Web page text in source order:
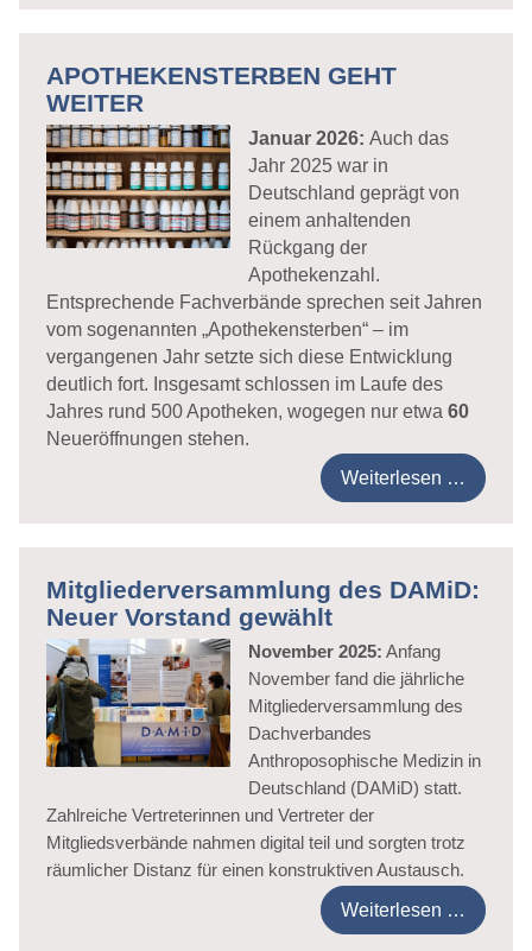
APOTHEKENSTERBEN GEHT
WEITER
Januar 2026:Auch das
Jahr 2025 war in
Deutschland geprägt von
einem anhaltenden
Rückgang der
Apothekenzahl.
Entsprechende Fachverbände sprechen seit Jahren
vom sogenannten „Apothekensterben“ – im
vergangenen Jahr setzte sich diese Entwicklung
deutlich fort. Insgesamt schlossen im Laufe des
Jahres rund 500 Apotheken, wogegen nur etwa 60
Neueröffnungen stehen.
Weiterlesen …
Mitgliederversammlung des DAMiD:
Neuer Vorstand gewählt
November 2025: Anfang
November fand die jährliche
Mitgliederversammlung des
Dachverbandes
Anthroposophische Medizin in
Deutschland (DAMiD) statt.
Zahlreiche Vertreterinnen und Vertreter der
Mitgliedsverbände nahmen digital teil und sorgten trotz
räumlicher Distanz für einen konstruktiven Austausch.
Weiterlesen …